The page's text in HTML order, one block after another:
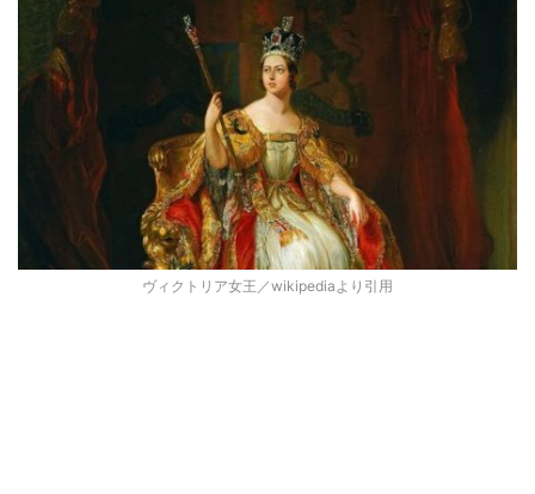
ヴィクトリア女王／wikipediaより引用